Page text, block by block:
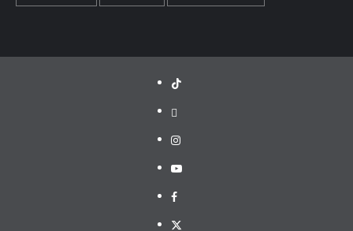
TikTok
threads
Instagram
Youtube
Facebook
X